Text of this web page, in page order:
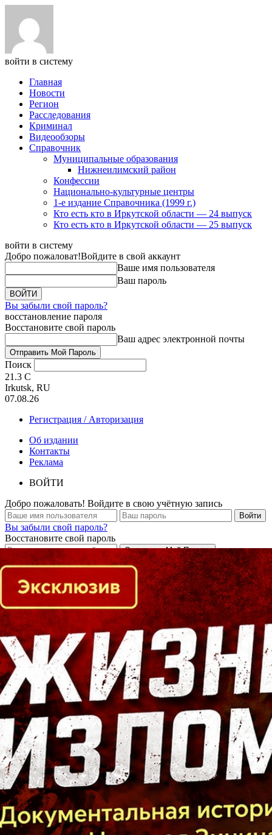
войти в систему
Главная
Новости
Регион
Расследования
Криминал
Видеообзоры
Справочник
Муниципальные образования
Нижнеилимский район
Конфессии
Национально-культурные центры
1-е издание Справочника (1999 г.)
Кто есть кто в Иркутской области — 24 выпуск
Кто есть кто в Иркутской области — 25 выпуск
войти в систему
Добро пожаловат!Войдите в свой аккаунт
Ваше имя пользователя
Ваш пароль
Вы забыли свой пароль?
восстановление пароля
Восстановите свой пароль
Ваш адрес электронной почты
Поиск
21.3 C
Irkutsk, RU
07.08.26
Регистрация / Авторизация
Об издании
Контакты
Реклама
ВОЙТИ
Добро пожаловать! Войдите в свою учётную запись
Вы забыли свой пароль?
Восстановите свой пароль
Кто есть кто в Байкальском регионе